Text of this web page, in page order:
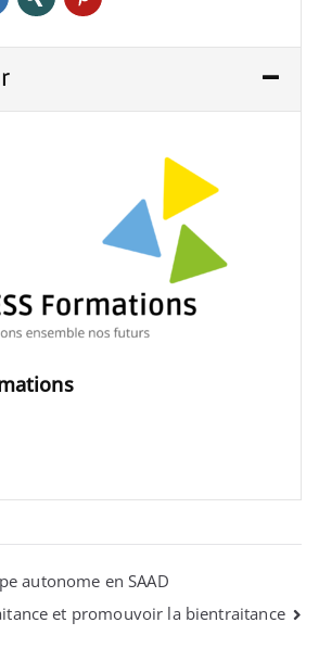
autonome en SAAD
et promouvoir la bientraitance